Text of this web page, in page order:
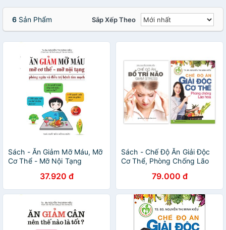
6 Sản Phẩm Sắp Xếp Theo
Sách - Ăn Giảm Mỡ Máu, Mỡ
Cơ Thể - Mỡ Nội Tạng
37.920 đ
Sách - Chế Độ Ăn Giải Độc
Cơ Thể, Phòng Chống Lão
Giảm Stress (Bộ 2 Cuốn)
79.000 đ